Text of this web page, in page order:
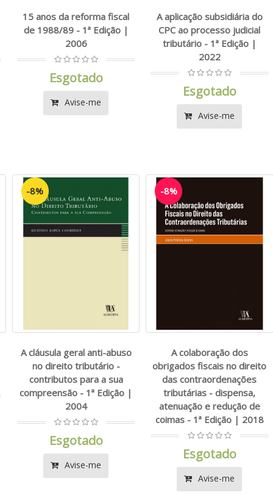
15 anos da reforma fiscal
de 1988/89 - 1ª Edição |
2006
Esgotado
Avise-me
A aplicação subsidiária do
CPC ao processo judicial
tributário - 1ª Edição |
2022
Esgotado
Avise-me
-8%
A cláusula geral anti-abuso
no direito tributário -
contributos para a sua
compreensão - 1ª Edição |
2004
Esgotado
Avise-me
-8%
A colaboração dos
obrigados fiscais no direito
das contraordenações
tributárias - dispensa,
atenuação e redução de
coimas - 1ª Edição | 2018
Esgotado
Avise-me